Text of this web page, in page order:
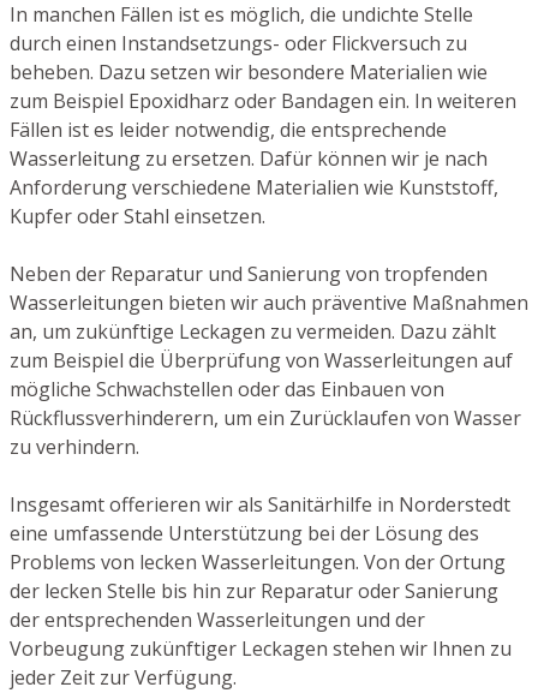
In manchen Fällen ist es möglich, die undichte Stelle
durch einen Instandsetzungs- oder Flickversuch zu
beheben. Dazu setzen wir besondere Materialien wie
zum Beispiel Epoxidharz oder Bandagen ein. In weiteren
Fällen ist es leider notwendig, die entsprechende
Wasserleitung zu ersetzen. Dafür können wir je nach
Anforderung verschiedene Materialien wie Kunststoff,
Kupfer oder Stahl einsetzen.
Neben der Reparatur und Sanierung von tropfenden
Wasserleitungen bieten wir auch präventive Maßnahmen
an, um zukünftige Leckagen zu vermeiden. Dazu zählt
zum Beispiel die Überprüfung von Wasserleitungen auf
mögliche Schwachstellen oder das Einbauen von
Rückflussverhinderern, um ein Zurücklaufen von Wasser
zu verhindern.
Insgesamt offerieren wir als Sanitärhilfe in Norderstedt
eine umfassende Unterstützung bei der Lösung des
Problems von lecken Wasserleitungen. Von der Ortung
der lecken Stelle bis hin zur Reparatur oder Sanierung
der entsprechenden Wasserleitungen und der
Vorbeugung zukünftiger Leckagen stehen wir Ihnen zu
jeder Zeit zur Verfügung.